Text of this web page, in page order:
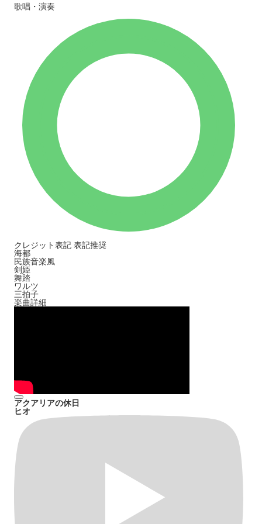
歌唱・演奏
クレジット表記 表記推奨
海都
民族音楽風
剣姫
舞踏
ワルツ
三拍子
楽曲詳細
アクアリアの休日
ヒオ